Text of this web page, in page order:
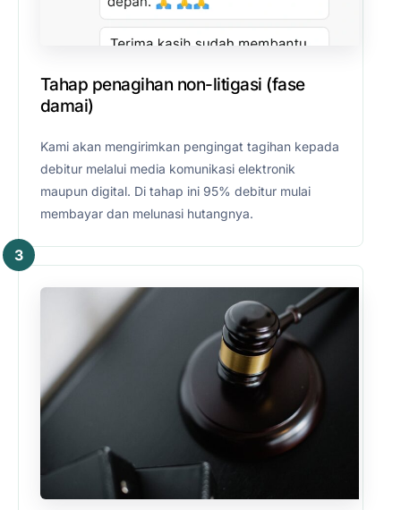
Tahap penagihan non-litigasi (fase
damai)
Kami akan mengirimkan pengingat tagihan kepada
debitur melalui media komunikasi elektronik
maupun digital. Di tahap ini 95% debitur mulai
membayar dan melunasi hutangnya.
3